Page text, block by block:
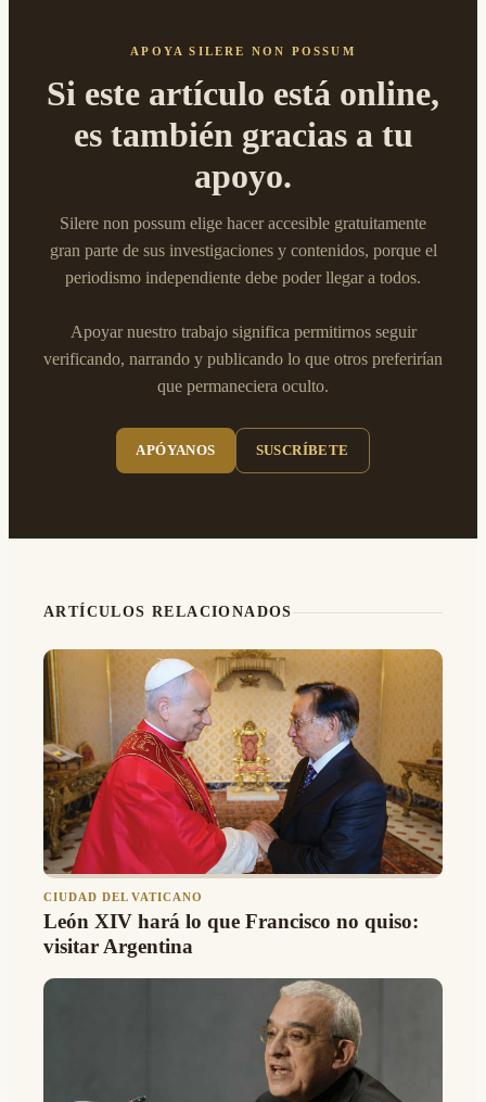
APOYA SILERE NON POSSUM
Si este artículo está online,
es también gracias a tu
apoyo.
Silere non possum elige hacer accesible gratuitamente
gran parte de sus investigaciones y contenidos, porque el
periodismo independiente debe poder llegar a todos.
Apoyar nuestro trabajo significa permitirnos seguir
verificando, narrando y publicando lo que otros preferirían
que permaneciera oculto.
APÓYANOS SUSCRÍBETE
ARTÍCULOS RELACIONADOS
CIUDAD DEL VATICANO
León XIV hará lo que Francisco no quiso:
visitar Argentina